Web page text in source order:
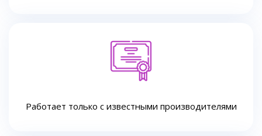
Работает только с известными производителями